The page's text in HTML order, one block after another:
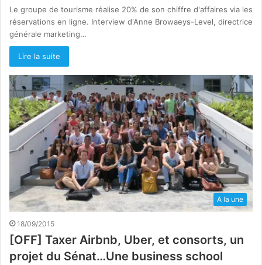
Le groupe de tourisme réalise 20% de son chiffre d'affaires via les
réservations en ligne. Interview d'Anne Browaeys-Level, directrice
générale marketing…
Lire la suite
A la une
18/09/2015
[OFF] Taxer Airbnb, Uber, et consorts, un
projet du Sénat…Une business school